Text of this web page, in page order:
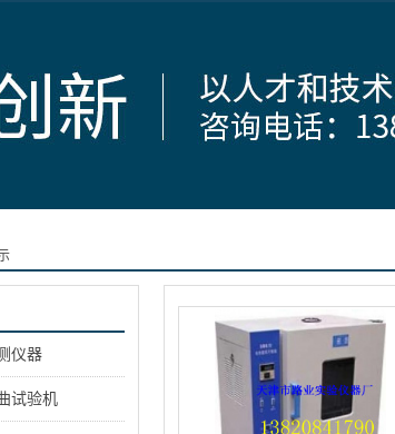
仪器
试验机